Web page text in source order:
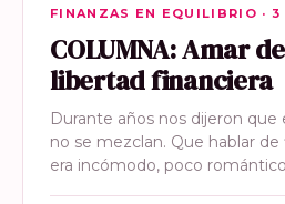
FINANZAS EN EQUILIBRIO
FINANZAS EN EQUILIBRIO · 3
COLUMNA: Amar
libertad financiera
Durante años nos dijeron que
no se mezclan. Que hablar de
era incómodo, poco